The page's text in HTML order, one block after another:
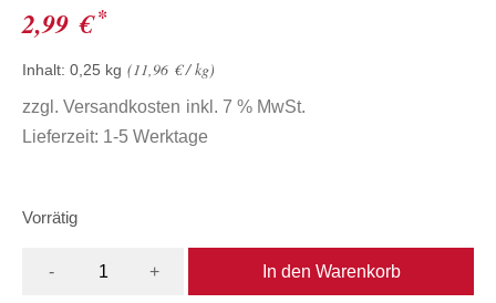
2,99 € *
Inhalt: 0,25 kg 11,96 €/kg
zzgl. Versandkosten inkl. 7 % MwSt.
Lieferzeit: 1-5 Werktage
Vorrätig
- + In den Warenkorb